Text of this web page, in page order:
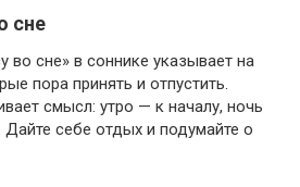
сне
во сне» в соннике указывает на
пора принять и отпустить.
смысл: утро — к началу, ночь
себе отдых и подумайте о